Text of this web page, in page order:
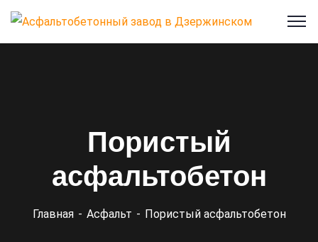
Пористый
асфальтобетон
Главная Асфальт Пористый асфальтобетон